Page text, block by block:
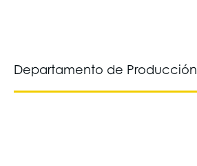
Departamento de Producción